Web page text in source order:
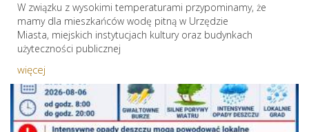
W związku z wysokimi temperaturami przypominamy, że
mamy dla mieszkańców wodę pitną w Urzędzie
Miasta, miejskich instytucjach kultury oraz budynkach
użyteczności publicznej
więcej